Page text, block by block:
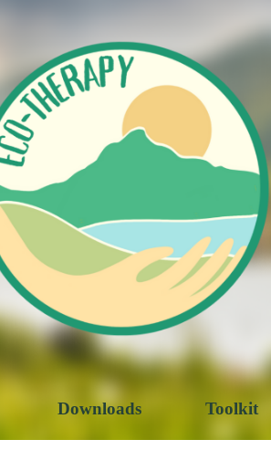
Downloads Toolkit